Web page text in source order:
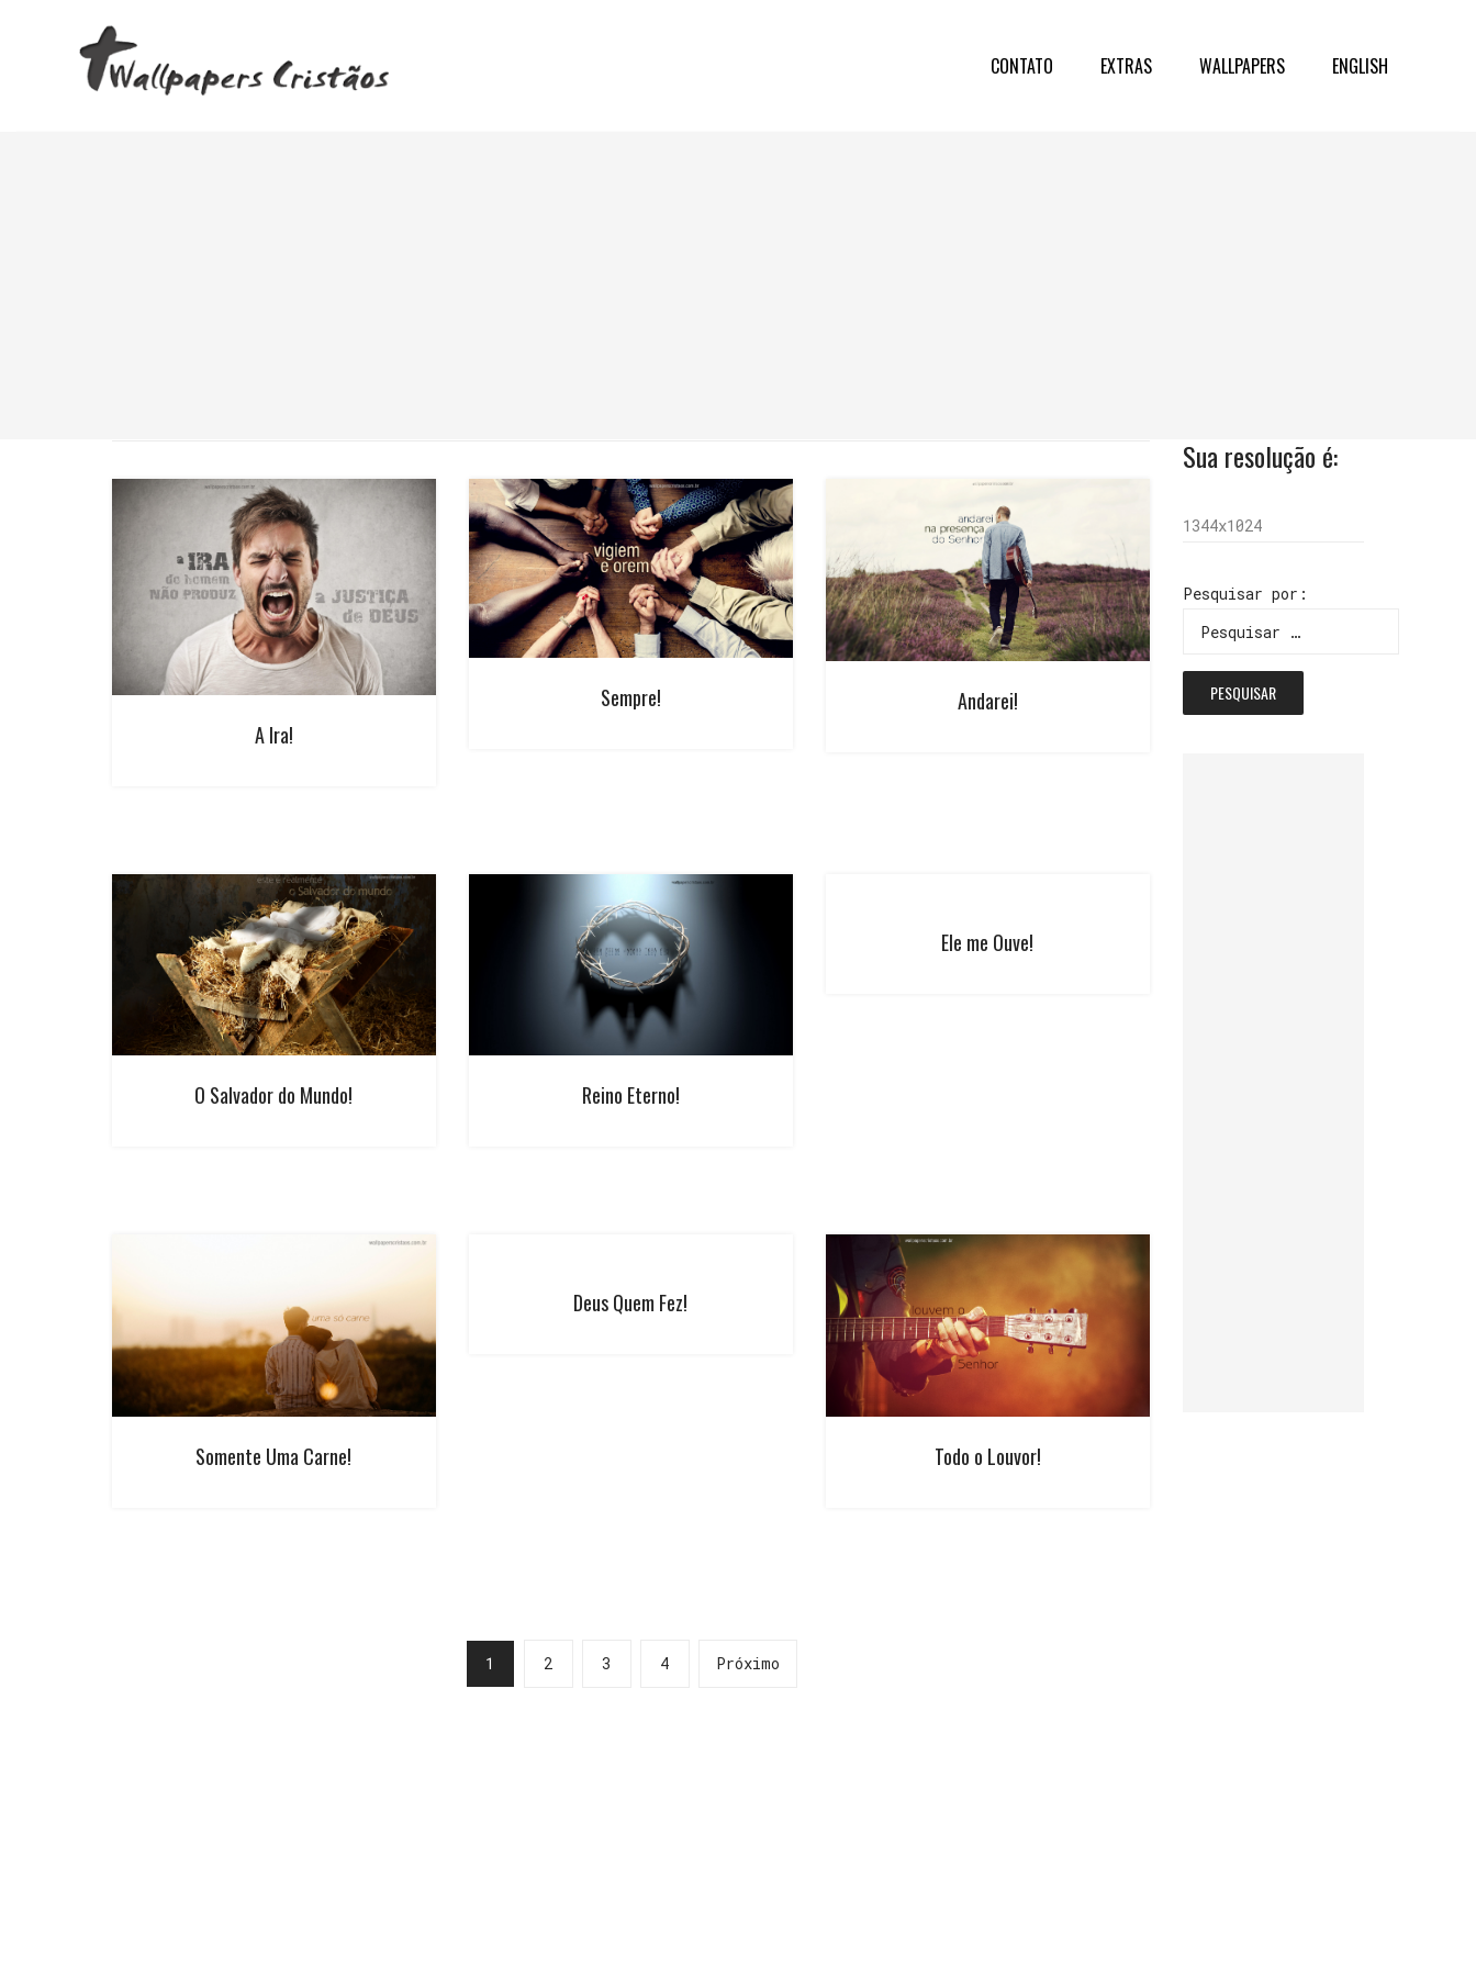
CONTATO EXTRAS WALLPAPERS ENGLISH
A Ira!
Sempre! Andarei!
O Salvador do Mundo! Reino Eterno!
Ele me Ouve!
Somente Uma Carne!
Deus Quem Fez!
Todo o Louvor!
1 2 3 4 Próximo
Sua resolução é:
1344x1024
Pesquisar por: